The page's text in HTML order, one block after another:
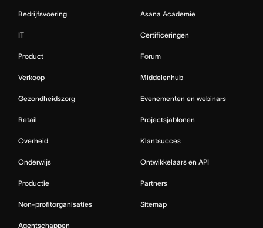
Bedrijfsvoering
IT
Product
Verkoop
Gezondheidszorg
Retail
Overheid
Onderwijs
Productie
Non-profitorganisaties
Agentschappen
Asana Academie
Certificeringen
Forum
Middelenhub
Evenementen en webinars
Projectsjablonen
Klantsucces
Ontwikkelaars en API
Partners
Sitemap